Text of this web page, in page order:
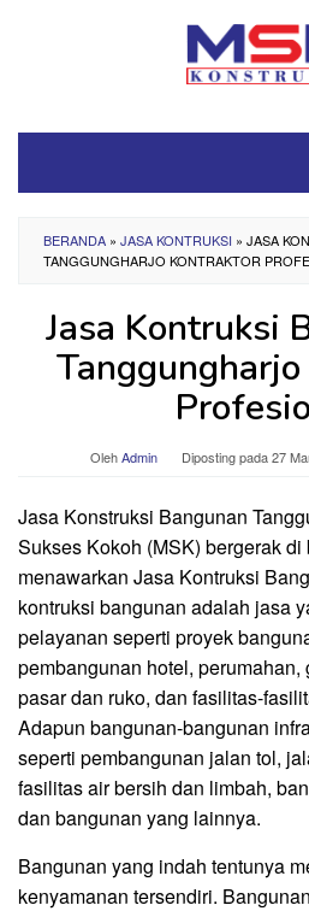
BERANDA » JASA KONTRUKSI » JASA
TANGGUNGHARJO KONTRAKTOR
Jasa Kontruksi
OlehAdmin Diposting pada27
Jasa Konstruksi Bangunan
Sukses Kokoh (MSK) bergerak
menawarkan Jasa Kontruksi
kontruksi bangunan adalah jasa
pelayanan seperti proyek
pembangunan hotel, perumahan,
pasar dan ruko, dan fasilitas-
Adapun bangunan-bangunan
seperti pembangunan jalan tol,
fasilitas air bersih dan limbah,
dan bangunan yang lainnya.
Bangunan yang indah tentunya
kenyamanan tersendiri.